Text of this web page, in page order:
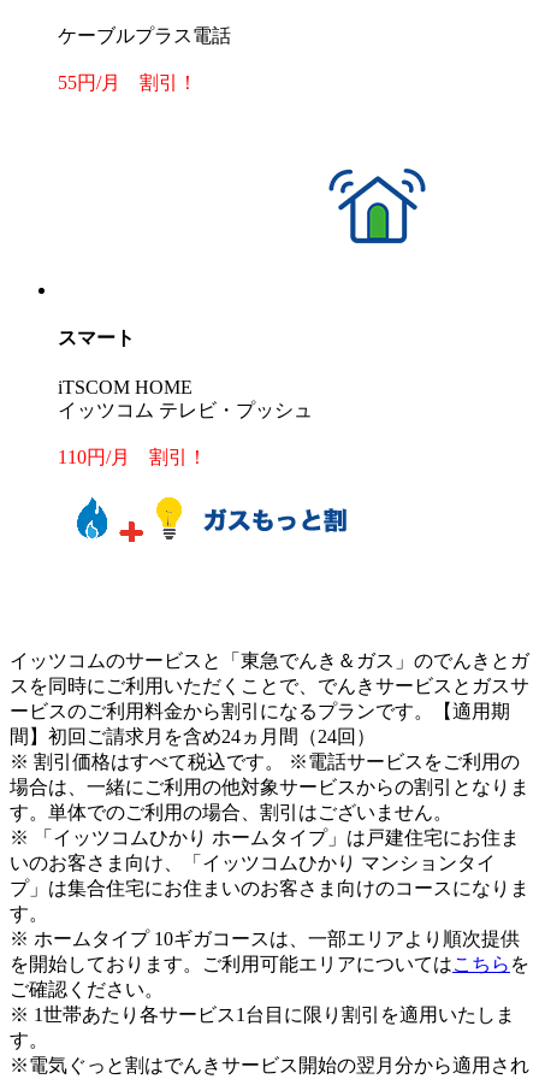
ケーブルプラス電話
55円/月 割引！
スマート
iTSCOM HOME
イッツコム テレビ・プッシュ
110円/月 割引！
イッツコムのサービスと「東急でんき＆ガス」のでんきとガ
スを同時にご利用いただくことで、でんきサービスとガスサ
ービスのご利用料金から割引になるプランです。【適用期
間】初回ご請求月を含め24ヵ月間（24回）
※ 割引価格はすべて税込です。 ※電話サービスをご利用の
場合は、一緒にご利用の他対象サービスからの割引となりま
す。単体でのご利用の場合、割引はございません。
※ 「イッツコムひかり ホームタイプ」は戸建住宅にお住ま
いのお客さま向け、「イッツコムひかり マンションタイ
プ」は集合住宅にお住まいのお客さま向けのコースになりま
す。
※ ホームタイプ 10ギガコースは、一部エリアより順次提供
を開始しております。ご利用可能エリアについてはこちら を
ご確認ください。
※ 1世帯あたり各サービス1台目に限り割引を適用いたしま
す。
※電気ぐっと割はでんきサービス開始の翌月分から適用され